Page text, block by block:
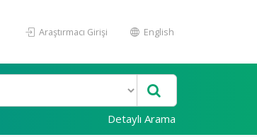
Araştırmacı Girişi English
Detaylı Arama